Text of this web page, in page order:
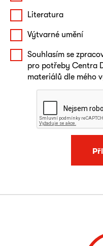
Literatura
Výtvarné umění
Souhlasím se
pro potřeby Centra
materiálů dle mého